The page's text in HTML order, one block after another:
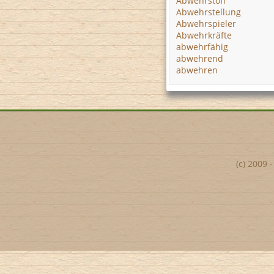
Abwehrstellung
Abwehrspieler
Abwehrkräfte
abwehrfähig
abwehrend
abwehren
(c) 2009